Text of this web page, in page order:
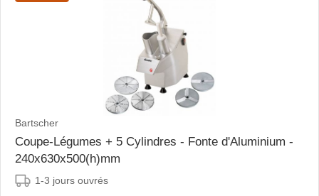
Bartscher
Coupe-Légumes + 5 Cylindres - Fonte d'Aluminium -
240x630x500(h)mm
1-3 jours ouvrés